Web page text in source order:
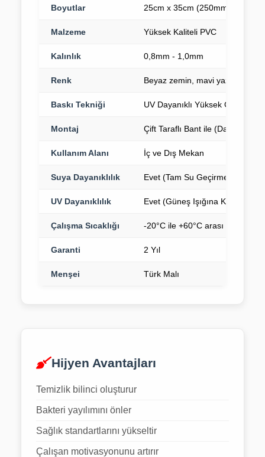
Boyutlar 25cm x 35cm (250mm x
Malzeme Yüksek Kaliteli PVC
Kalınlık 0,8mm - 1,0mm
Renk Beyaz zemin, mavi yazı
Baskı Tekniği UV Dayanıklı Yüksek
Montaj Çift Taraflı Bant ile (Dahil)
Kullanım Alanı İç ve Dış Mekan
Suya Dayanıklılık Evet (Tam Su Geçirmez)
UV Dayanıklılık Evet (Güneş Işığına Karşı
Çalışma Sıcaklığı -20°C ile +60°C arası
Garanti 2 Yıl
Menşei Türk Malı
Hijyen Avantajları
Temizlik bilinci oluşturur
Bakteri yayılımını önler
Sağlık standartlarını yükseltir
Çalışan motivasyonunu artırır